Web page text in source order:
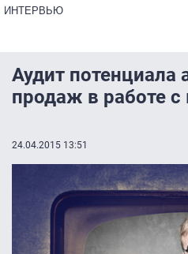
ИНТЕРВЬЮ
Аудит потенциала
продаж в работе
24.04.2015 13:51